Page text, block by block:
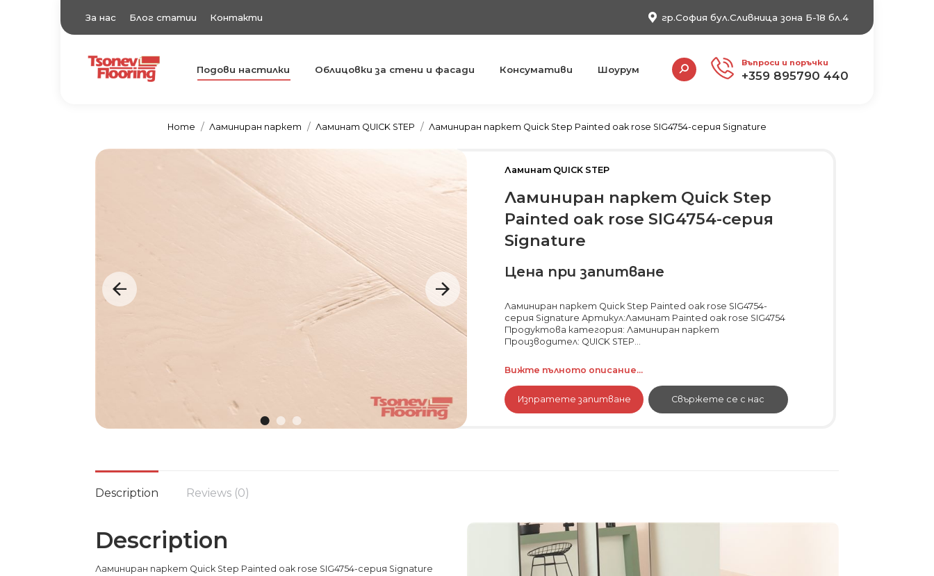
За нас Блог статии Контакти гр.София бул.Сливница зона Б-18 бл.4
TsonevFlooring
Подови настилки Подови настилки Облицовки за стени и фасади Консумативи Шоурум
Search: Въпроси и поръчки
+359 895790 440
You are here:
Home Ламиниран паркет Ламинат QUICK STEP Ламиниран паркет Quick Step Painted oak rose SIG4754-серия Signature
Ламинат QUICK STEP
Ламиниран паркет Quick Step
Painted oak rose SIG4754-серия
Signature
Цена при запитване
Ламиниран паркет Quick Step Painted oak rose SIG4754-
серия Signature Артикул:Ламинат Painted oak rose SIG4754
Продуктова категория: Ламиниран паркет
Производител: QUICK STEP...
Вижте пълното описание...
Изпратете запитване Свържете се с нас
Description Reviews (0)
Description
Ламиниран паркет Quick Step Painted oak rose SIG4754-серия Signature